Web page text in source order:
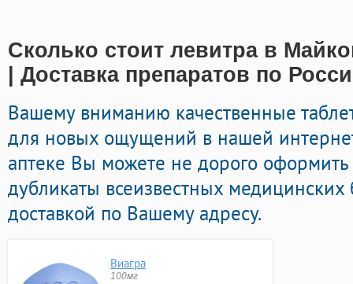
Сколько стоит левитра в
| Доставка препаратов по
Вашему вниманию качественные
для новых ощущений в нашей
аптеке Вы можете не дорого
дубликаты всеизвестных медицинских
доставкой по Вашему адресу.
Виагра
100мг